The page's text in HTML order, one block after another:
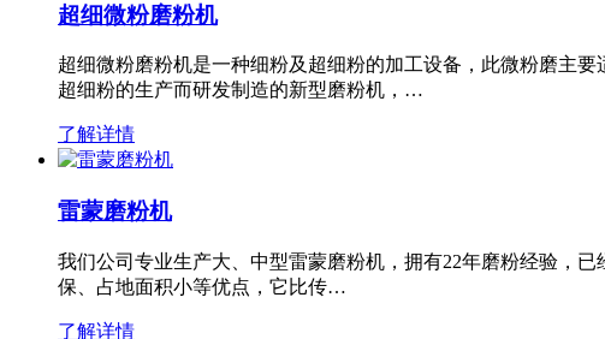
超细微粉磨粉机
超细微粉磨粉机是一种细粉及超细粉的加工设备，此微粉磨主
超细粉的生产而研发制造的新型磨粉机，…
了解详情
雷蒙磨粉机
我们公司专业生产大、中型雷蒙磨粉机，拥有22年磨粉经验，
保、占地面积小等优点，它比传…
了解详情